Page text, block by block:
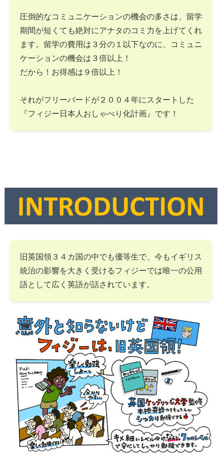
圧倒的なコミュニケーションの機会の多さは、留学
期間が短くても絶対にアナタのコミ力を上げてくれ
ます。留学の費用は３分の１以下なのに、コミュニ
ケーションの機会は３倍以上！
だから！お得感は９倍以上！
それがフリーバードが２００４年にスタートした
『フィジー日本人おしゃべり化計画』です！
旧英国領３４カ国の中でも優等生で、今もイギリス
統治の影響を大きく受けるフィジーでは唯一の公用
語として広く英語が話されています。